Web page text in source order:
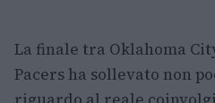
La finale tra Oklahoma
Pacers ha sollevato non